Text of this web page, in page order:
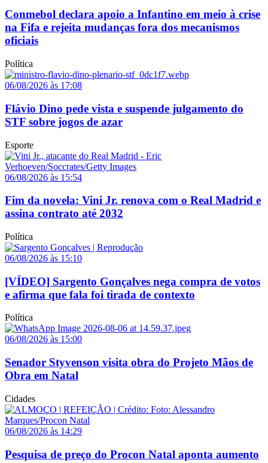
Conmebol declara apoio a Infantino em meio à crise
na Fifa e rejeita mudanças fora dos mecanismos
oficiais
Política
06/08/2026 às 17:08
Flávio Dino pede vista e suspende julgamento do
STF sobre jogos de azar
Esporte
06/08/2026 às 15:54
Fim da novela: Vini Jr. renova com o Real Madrid e
assina contrato até 2032
Política
06/08/2026 às 15:10
[VÍDEO] Sargento Gonçalves nega compra de votos
e afirma que fala foi tirada de contexto
Política
06/08/2026 às 15:00
Senador Styvenson visita obra do Projeto Mãos de
Obra em Natal
Cidades
06/08/2026 às 14:29
Pesquisa de preço do Procon Natal aponta aumento